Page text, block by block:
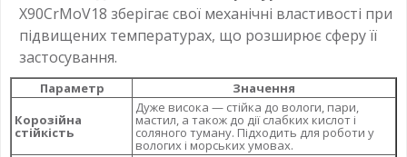
X90CrMoV18 зберігає свої механічні властивості при
підвищених температурах, що розширює сферу її
застосування.
Параметр
Значення
Корозійна
стійкість
Дуже висока — стійка до вологи, пари,
мастил, а також до дії слабких кислот і
соляного туману. Підходить для роботи у
вологих і морських умовах.